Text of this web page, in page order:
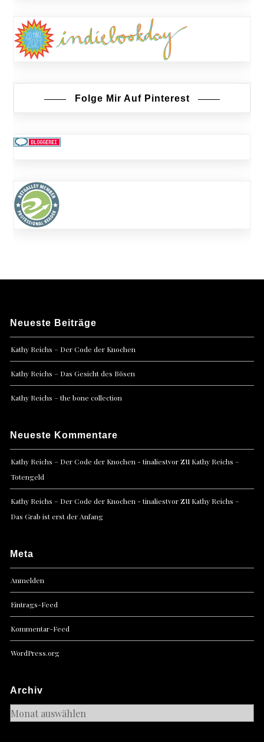
Folge Mir Auf Pinterest
Neueste Beiträge
Kathy Reichs – Der Code der Knochen
Kathy Reichs – Das Gesicht des Bösen
Kathy Reichs – the bone collection
Neueste Kommentare
Kathy Reichs – Der Code der Knochen - tinaliestvorzu Kathy Reichs –
Totengeld
Kathy Reichs – Der Code der Knochen - tinaliestvorzu Kathy Reichs –
Das Grab ist erst der Anfang
Meta
Anmelden
Eintrags-Feed
Kommentar-Feed
WordPress.org
Archiv
Archiv